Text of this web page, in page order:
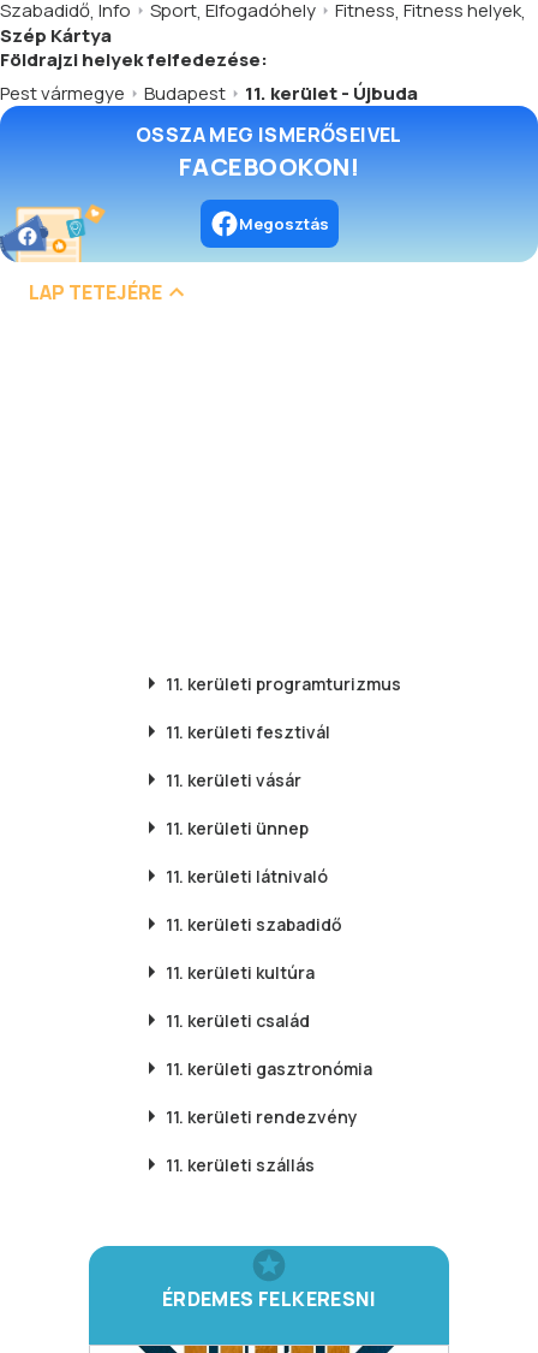
Szabadidő, Info Sport, Elfogadóhely Fitness, Fitness helyek,
Szép Kártya
Földrajzi helyek felfedezése:
Pest vármegye
Budapest 11. kerület - Újbuda
OSSZA MEG ISMERŐSEIVEL
FACEBOOKON!
Megosztás
LAP TETEJÉRE
11. kerületi programturizmus
11. kerületi fesztivál
11. kerületi vásár
11. kerületi ünnep
11. kerületi látnivaló
11. kerületi szabadidő
11. kerületi kultúra
11. kerületi család
11. kerületi gasztronómia
11. kerületi rendezvény
11. kerületi szállás
ÉRDEMES FELKERESNI